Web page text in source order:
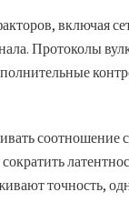
включая
Протоколы
соотношение
точность,